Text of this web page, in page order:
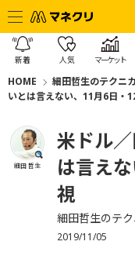
新着 人気 マーケット
HOME 細田哲生のテクニ
いとは言えない、11月6日・
細田 哲生
米ドル
は言え
視
細田哲生のテ
2019/11/05